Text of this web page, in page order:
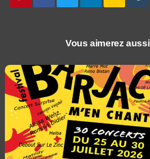
Vous aimerez aussi